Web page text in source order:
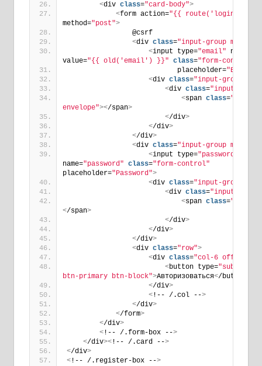
<div class="card-body">
<form action="{{ route('login') }}"
method="post">
                @csrf
<div class="input-group mb-3"
<input type="email" name=
value="{{ old('email') }}" class="form-control"
                           placeholder=
"Email"
<div class="input-group-
<div class="input-
<span class="fas
envelope"></span>
</div>
</div>
</div>
<div class="input-group mb-3"
<input type="password"
name="password" class="form-control"
placeholder="Password">
<div class="input-group-
<div class="input-
<span class="fas
</span>
</div>
</div>
</div>
<div class="row">
<div class="col-6 offset-6"
<button type="submit"
btn-primary btn-block">Авторизоваться</button
</div>
<!-- /.col -->
</div>
</form>
</div>
<!-- /.form-box -->
</div><!-- /.card -->
</div>
<!-- /.register-box -->